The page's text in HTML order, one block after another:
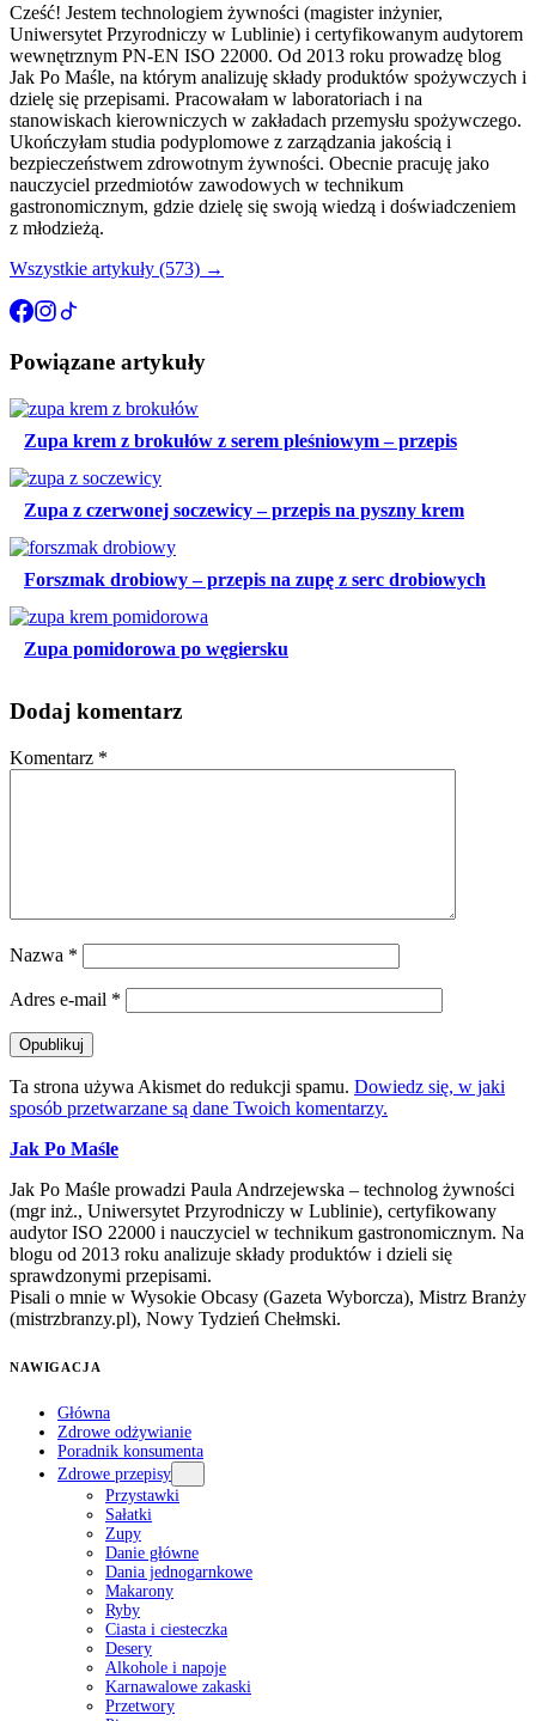
Cześć! Jestem technologiem żywności (magister inżynier,
Uniwersytet Przyrodniczy w Lublinie) i certyfikowanym audytorem
wewnętrznym PN-EN ISO 22000. Od 2013 roku prowadzę blog
Jak Po Maśle, na którym analizuję składy produktów spożywczych i
dzielę się przepisami. Pracowałam w laboratoriach i na
stanowiskach kierowniczych w zakładach przemysłu spożywczego.
Ukończyłam studia podyplomowe z zarządzania jakością i
bezpieczeństwem zdrowotnym żywności. Obecnie pracuję jako
nauczyciel przedmiotów zawodowych w technikum
gastronomicznym, gdzie dzielę się swoją wiedzą i doświadczeniem
z młodzieżą.
Wszystkie artykuły (573) →
Powiązane artykuły
Zupa krem z brokułów z serem pleśniowym – przepis
Zupa z czerwonej soczewicy – przepis na pyszny krem
Forszmak drobiowy – przepis na zupę z serc drobiowych
Zupa pomidorowa po węgiersku
Dodaj komentarz
Komentarz *
Nazwa *
Adres e-mail *
Ta strona używa Akismet do redukcji spamu. Dowiedz się, w jaki
sposób przetwarzane są dane Twoich komentarzy.
Jak Po Maśle
Jak Po Maśle prowadzi Paula Andrzejewska – technolog żywności
(mgr inż., Uniwersytet Przyrodniczy w Lublinie), certyfikowany
audytor ISO 22000 i nauczyciel w technikum gastronomicznym. Na
blogu od 2013 roku analizuje składy produktów i dzieli się
sprawdzonymi przepisami.
Pisali o mnie w Wysokie Obcasy (Gazeta Wyborcza), Mistrz Branży
(mistrzbranzy.pl), Nowy Tydzień Chełmski.
NAWIGACJA
Główna
Zdrowe odżywianie
Poradnik konsumenta
Zdrowe przepisy
Przystawki
Sałatki
Zupy
Danie główne
Dania jednogarnkowe
Makarony
Ryby
Ciasta i ciesteczka
Desery
Alkohole i napoje
Karnawalowe zakaski
Przetwory